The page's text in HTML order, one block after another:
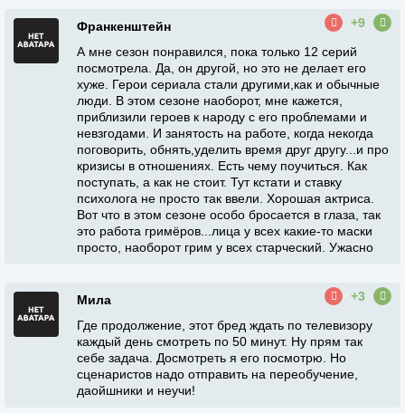
Франкенштейн
+9
А мне сезон понравился, пока только 12 серий
посмотрела. Да, он другой, но это не делает его
хуже. Герои сериала стали другими,как и обычные
люди. В этом сезоне наоборот, мне кажется,
приблизили героев к народу с его проблемами и
невзгодами. И занятость на работе, когда некогда
поговорить, обнять,уделить время друг другу...и про
кризисы в отношениях. Есть чему поучиться. Как
поступать, а как не стоит. Тут кстати и ставку
психолога не просто так ввели. Хорошая актриса.
Вот что в этом сезоне особо бросается в глаза, так
это работа гримёров...лица у всех какие-то маски
просто, наоборот грим у всех старческий. Ужасно
Мила
+3
Где продолжение, этот бред ждать по телевизору
каждый день смотреть по 50 минут. Ну прям так
себе задача. Досмотреть я его посмотрю. Но
сценаристов надо отправить на переобучение,
даойшники и неучи!